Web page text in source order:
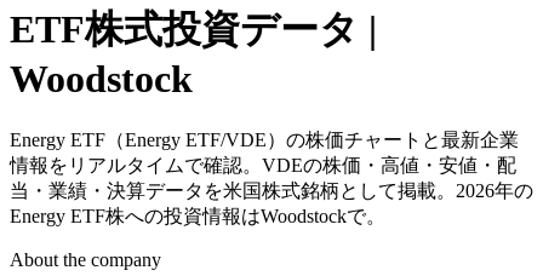
ETF株式投資データ |
Woodstock
Energy ETF（Energy ETF/VDE）の株価チャートと最新企業
情報をリアルタイムで確認。VDEの株価・高値・安値・配
当・業績・決算データを米国株式銘柄として掲載。2026年の
Energy ETF株への投資情報はWoodstockで。
About the company